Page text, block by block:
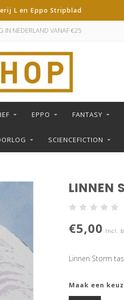
L en Eppo Stripblad
IN NEDERLAND VANAF €25
EPPO FANTASY
SCIENCEFICTION
LINNEN
€5,00 Incl.
Linnen Storm
Maak een